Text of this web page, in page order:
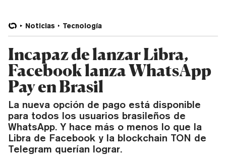
Noticias Tecnología
Incapaz de lanzar Libra,
Facebook lanza WhatsApp
Pay en Brasil
La nueva opción de pago está disponible
para todos los usuarios brasileños de
WhatsApp. Y hace más o menos lo que la
Libra de Facebook y la blockchain TON de
Telegram querían lograr.